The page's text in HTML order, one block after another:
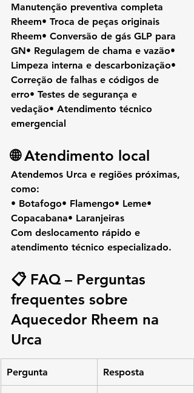
Manutenção preventiva completa
Rheem• Troca de peças originais
Rheem• Conversão de gás GLP para
GN• Regulagem de chama e vazão•
Limpeza interna e descarbonização•
Correção de falhas e códigos de
erro• Testes de segurança e
vedação• Atendimento técnico
emergencial
🌐 Atendimento local
Atendemos Urca e regiões próximas,
como:
• Botafogo• Flamengo• Leme•
Copacabana• Laranjeiras
Com deslocamento rápido e
atendimento técnico especializado.
📋 FAQ – Perguntas
frequentes sobre
Aquecedor Rheem na
Urca
Pergunta Resposta